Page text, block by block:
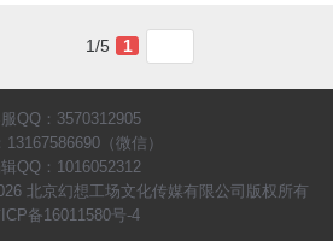
1/5 1
QQ：3570312905
13167586690（微信）
QQ：1016052312
北京幻想工场文化传媒有限公司版权所有
备16011580号-4